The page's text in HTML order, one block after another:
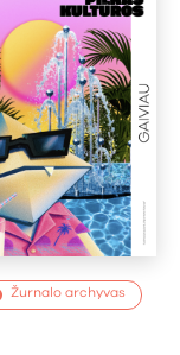
Žurnalo archyvas